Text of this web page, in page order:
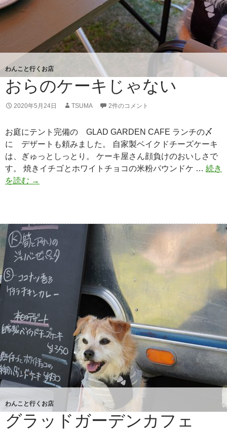
わんこと行くお店
おらのケーキじゃない
2020年5月24日 TSUMA 2件のコメント
お庭にテント完備の GLAD GARDEN CAFE ランチの〆
に デザートも頼みました。 自家製ベイクドチーズケーキ
は、ぎゅっとしっとり。 ケーキ屋さん顔負けのおいしさで
す。 焼きイチゴとホワイトチョコの米粉パウンドケ … 続き
を読む お
ー
キ
じ
な
い
→
わんこと行くお店
グラッドガーデンカフェ